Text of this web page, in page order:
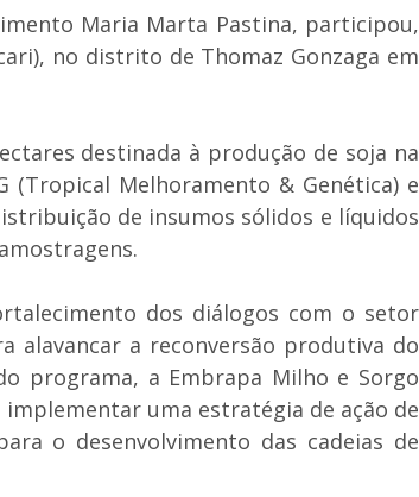
Maria Marta Pastina, participou,
no distrito de Thomaz Gonzaga em
destinada à produção de soja na
(Tropical Melhoramento & Genética) e
de insumos sólidos e líquidos
dos diálogos com o setor
alavancar a reconversão produtiva do
programa, a Embrapa Milho e Sorgo
uma estratégia de ação de
o desenvolvimento das cadeias de